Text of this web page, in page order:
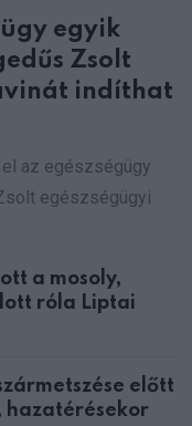
egyik
Zsolt
indíthat
az egészségügy
egészségügyi
a mosoly,
róla Liptai
előtt
hazatérésekor